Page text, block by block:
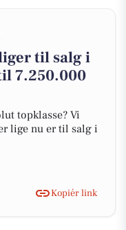
til salg i
7.250.000
topklasse? Vi
lige nu er til salg i
Kopiér link